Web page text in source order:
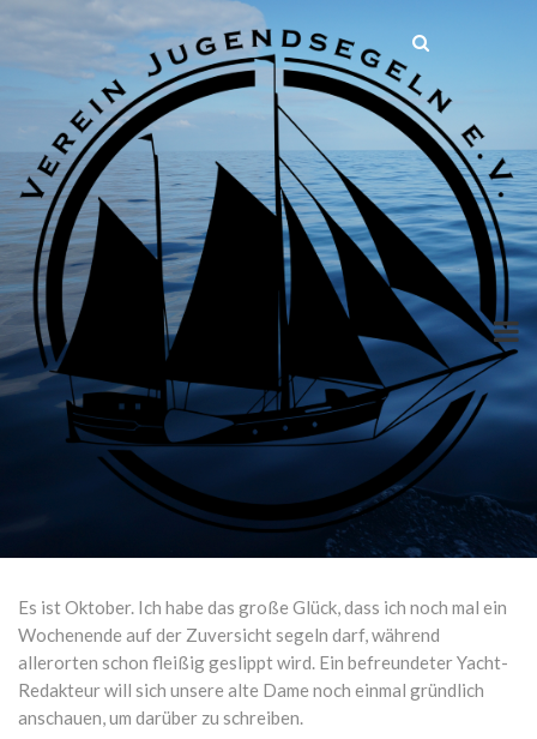
Es ist Oktober. Ich habe das große Glück, dass ich noch mal ein
Wochenende auf der Zuversicht segeln darf, während
allerorten schon fleißig geslippt wird. Ein befreundeter Yacht-
Redakteur will sich unsere alte Dame noch einmal gründlich
anschauen, um darüber zu schreiben.